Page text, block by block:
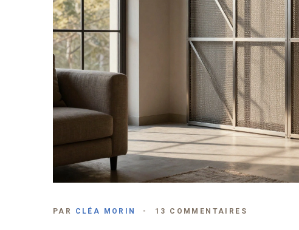
PAR CLÉA MORIN 13 COMMENTAIRES